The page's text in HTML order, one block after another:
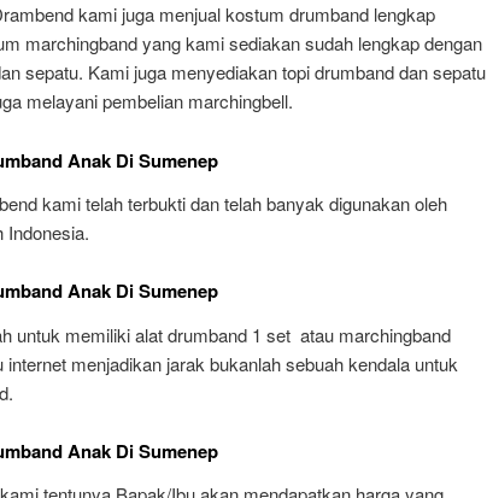
kami juga menjual kostum drumband lengkap
marchingband yang kami sediakan sudah lengkap dengan
sepatu. Kami juga menyediakan topi drumband dan sepatu
melayani pembelian marchingbell.
Anak Di Sumenep
kami telah terbukti dan telah banyak digunakan oleh
Indonesia.
Anak Di Sumenep
untuk memiliki alat drumband 1 set atau marchingband
menjadikan jarak bukanlah sebuah kendala untuk
Anak Di Sumenep